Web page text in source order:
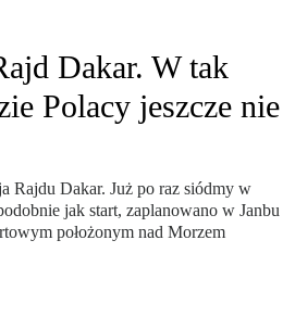
Dakar. W tak
Polacy jeszcze nie
Rajdu Dakar. Już po raz siódmy w
jak start, zaplanowano w Janbu
położonym nad Morzem